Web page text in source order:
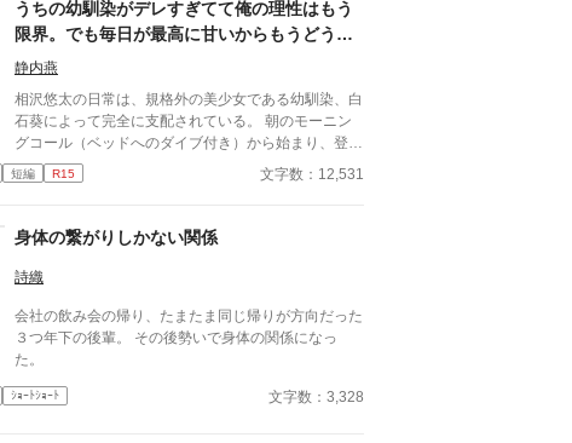
ん、子供のお迎えにきましたー。」 保育園に迎えに
行かなきゃいけない子、『太陽』。 私は子供と一緒
に・・・暮らしてる。 ーーーーーーーーーーーーー
ーーー 翔馬「おいおい嘘だろ？」 宏斗「子供・・・
いたんだ・・。」 航平「いくつん時の子だ
よ・・・・。」 優弥「マジか・・・。」 消防署で開
かれたお祭りに連れて行った太陽。 太陽の存在を知
った一人の消防士さんが・・・私に言った。 「俺は
覚悟しとけよ？」 ※お話に出てくる内容は、全て想
※感想やコメントは受け付けることができません。
メンタルが薄氷なもので・・・すみません。 言葉も
足りませんが読んでいただけたら幸いです。 楽しん
でいただけたら嬉しく思います。
うちの幼馴染がデレすぎてて俺の理性はもう
限界。でも毎日が最高に甘いからもうどうで
もいいや
静内燕
相沢悠太の日常は、規格外の美少女である幼馴染、白
石葵によって完全に支配されている。 朝のモーニン
グコール（ベッドへのダイブ付き）から始まり、登校
中の腕組み、そして「あーん」が義務付けられた手作
り弁当。誰もが羨むラブラブっぷりだが、悠太はこれ
「ゆーたは私の運命の相手なんだもん！」と、葵のデ
レデレは今日も過剰の一途。周囲の冷やかしや、葵を
狙う男子生徒のプレッシャーが高まる中、悠太の**
溺愛っぷり、いつまで「家族」で通せるのか？ 甘す
ぎる日常が、悠太の鈍感な理性を溶かし尽くす――最
初からクライマックスの、超高濃度イチャイチャ・ラ
ブコメ、開幕！
短編 R15 文字数：12,531
身体の繋がりしかない関係
詩織
会社の飲み会の帰り、たまたま同じ帰りが方向だった
３つ年下の後輩。 その後勢いで身体の関係になっ
た。
ｼｮｰﾄｼｮｰﾄ 文字数：3,328